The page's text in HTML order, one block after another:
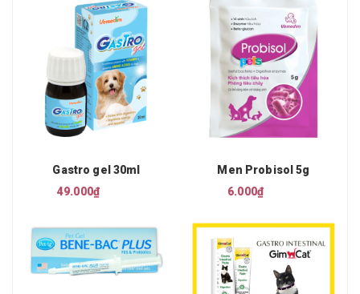
Gastro gel 30ml
49.000₫
Men Probisol 5g
6.000₫